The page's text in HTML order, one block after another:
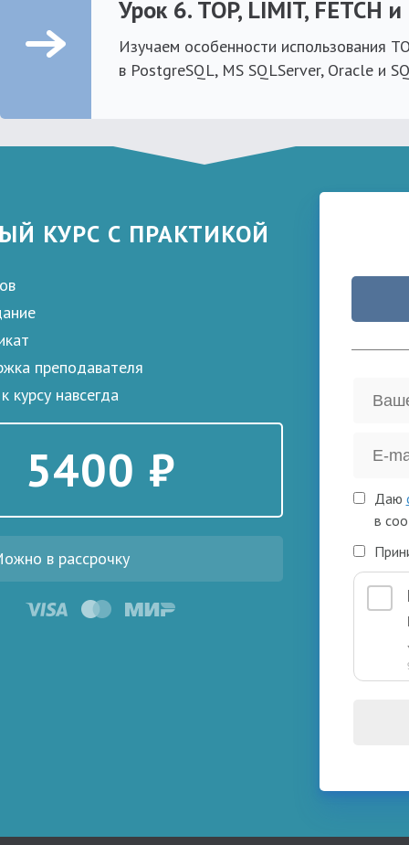
Урок 6. TOP, LIMIT, FETCH
Изучаем особенности использования
в PostgreSQL, MS SQLServer, Oracle и
КУРС С ПРАКТИКОЙ
преподавателя
курсу навсегда
5400 ₽
в рассрочку
Даю
в